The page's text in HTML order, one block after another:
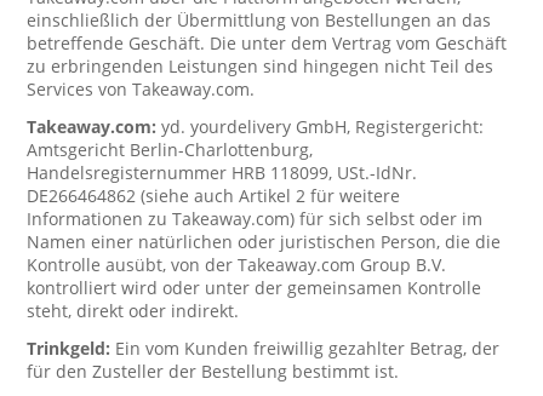
einschließlich der Übermittlung von Bestellungen an das
betreffende Geschäft. Die unter dem Vertrag vom Geschäft
zu erbringenden Leistungen sind hingegen nicht Teil des
Services von Takeaway.com.
Takeaway.com:yd. yourdelivery GmbH, Registergericht:
Amtsgericht Berlin-Charlottenburg,
Handelsregisternummer HRB 118099, USt.-IdNr.
DE266464862 (siehe auch Artikel 2 für weitere
Informationen zu Takeaway.com) für sich selbst oder im
Namen einer natürlichen oder juristischen Person, die die
Kontrolle ausübt, von der Takeaway.com Group B.V.
kontrolliert wird oder unter der gemeinsamen Kontrolle
steht, direkt oder indirekt.
Trinkgeld: Ein vom Kunden freiwillig gezahlter Betrag, der
für den Zusteller der Bestellung bestimmt ist.